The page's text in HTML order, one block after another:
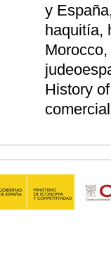
y
haquitía,
History